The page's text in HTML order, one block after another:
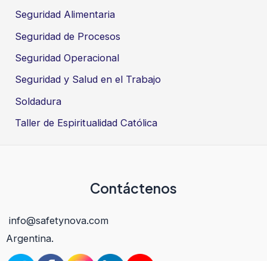
Seguridad Alimentaria
Seguridad de Procesos
Seguridad Operacional
Seguridad y Salud en el Trabajo
Soldadura
Taller de Espiritualidad Católica
Contáctenos
info@safetynova.com
Argentina.